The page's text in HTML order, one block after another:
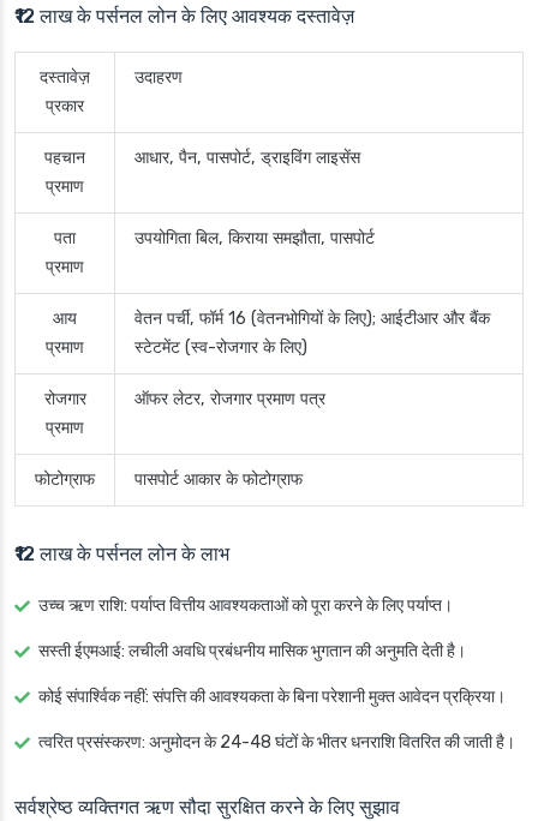
₹12 लाख के पर्सनल लोन के लिए आवश्यक दस्तावेज़
दस्तावेज़
प्रकार
उदाहरण
पहचान
प्रमाण
आधार, पैन, पासपोर्ट, ड्राइविंग लाइसेंस
पता
प्रमाण
उपयोगिता बिल, किराया समझौता, पासपोर्ट
आय
प्रमाण
वेतन पर्ची, फॉर्म 16 (वेतनभोगियों के लिए); आईटीआर और बैंक
स्टेटमेंट (स्व-रोजगार के लिए)
रोजगार
प्रमाण
ऑफर लेटर, रोजगार प्रमाण पत्र
फोटोग्राफ पासपोर्ट आकार के फोटोग्राफ
₹12 लाख के पर्सनल लोन के लाभ
उच्च ऋण राशि: पर्याप्त वित्तीय आवश्यकताओं को पूरा करने के लिए पर्याप्त।
सस्ती ईएमआई: लचीली अवधि प्रबंधनीय मासिक भुगतान की अनुमति देती है।
कोई संपार्श्विक नहीं: संपत्ति की आवश्यकता के बिना परेशानी मुक्त आवेदन प्रक्रिया।
त्वरित प्रसंस्करण: अनुमोदन के 24-48 घंटों के भीतर धनराशि वितरित की जाती है।
सर्वश्रेष्ठ व्यक्तिगत ऋण सौदा सुरक्षित करने के लिए सुझाव